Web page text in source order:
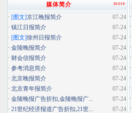
·
·
·
·
·
·
·
·
·
·
more
媒体简介
07-24
· [图文]京江晚报简介
07-24
· 镇江日报简介
07-24
· [图文]徐州日报简介
07-24
· 金陵晚报简介
07-24
· 财会信报简介
07-24
· 参考消息简介
07-24
· 北京晚报简介
07-24
· 北京青年报简介
07-24
· 金陵晚报广告折扣,金陵晚报广...
07-24
· 21世纪经济报道广告折扣,21世...